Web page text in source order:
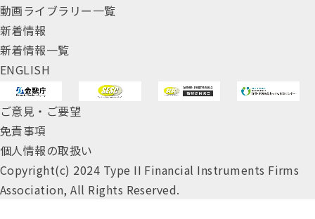
動画ライブラリー一覧
新着情報
新着情報一覧
ENGLISH
ご意見・ご要望
免責事項
個人情報の取扱い
Copyright(c) 2024 Type II Financial Instruments Firms
Association, All Rights Reserved.